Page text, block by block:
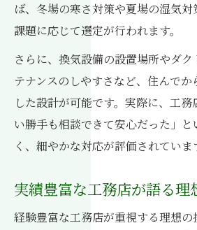
ば、冬場の寒さ対策や夏場の湿気
課題に応じて選定が行われます。
さらに、換気設備の設置場所やダ
テナンスのしやすさなど、住んで
した設計が可能です。実際に、工
い勝手も相談できて安心だった」
く、細やかな対応が評価されていま
実績豊富な工務店が語る理
経験豊富な工務店が重視する理想の